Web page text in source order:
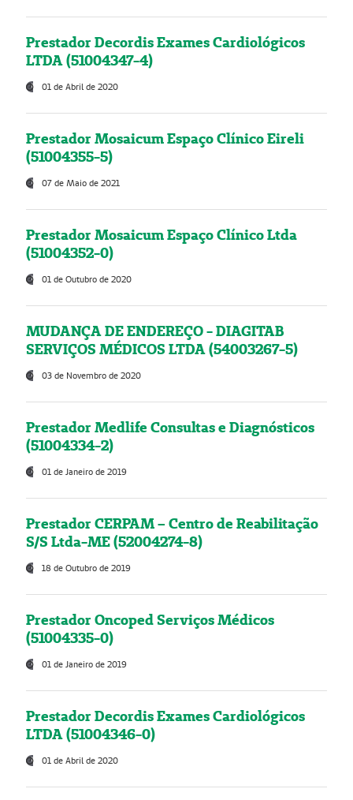
Prestador Decordis Exames Cardiológicos
LTDA (51004347-4)
01 de Abril de 2020
Prestador Mosaicum Espaço Clínico Eireli
(51004355-5)
07 de Maio de 2021
Prestador Mosaicum Espaço Clínico Ltda
(51004352-0)
01 de Outubro de 2020
MUDANÇA DE ENDEREÇO - DIAGITAB
SERVIÇOS MÉDICOS LTDA (54003267-5)
03 de Novembro de 2020
Prestador Medlife Consultas e Diagnósticos
(51004334-2)
01 de Janeiro de 2019
Prestador CERPAM – Centro de Reabilitação
S/S Ltda-ME (52004274-8)
18 de Outubro de 2019
Prestador Oncoped Serviços Médicos
(51004335-0)
01 de Janeiro de 2019
Prestador Decordis Exames Cardiológicos
LTDA (51004346-0)
01 de Abril de 2020